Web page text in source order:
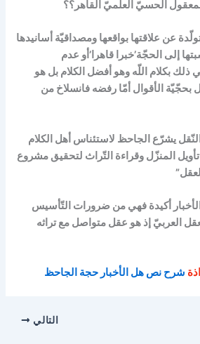
الحسيّ العلميّ القاهر؟؟
عن علاقتها بواقعها ومصداقيّة أسانيدها
إلى الحجّة’خبرا قاهرا’أو عدم
ذلك بكلام اللّه وهو أفضل الكلام بل هو
بحجّيّة الأقوال أمّا رفضه فانسلاخ من
يشرّع الجاحظ لاستئناس أهل الكلام
المنزّل وقراءة التّراث لتحقيق مشروع
أكيدة فهي من ضرورات التّأسيس
العربيّ إذ هو عقل متواصل مع تراثه
شرح نص هل الأخبار حجة الجاحظ
التالي